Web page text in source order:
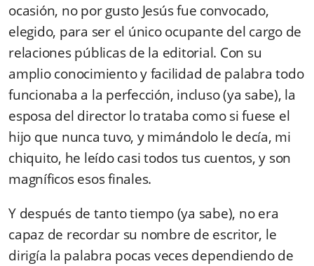
ocasión, no por gusto Jesús fue convocado,
elegido, para ser el único ocupante del cargo de
relaciones públicas de la editorial. Con su
amplio conocimiento y facilidad de palabra todo
funcionaba a la perfección, incluso (ya sabe), la
esposa del director lo trataba como si fuese el
hijo que nunca tuvo, y mimándolo le decía, mi
chiquito, he leído casi todos tus cuentos, y son
magníficos esos finales.
Y después de tanto tiempo (ya sabe), no era
capaz de recordar su nombre de escritor, le
dirigía la palabra pocas veces dependiendo de